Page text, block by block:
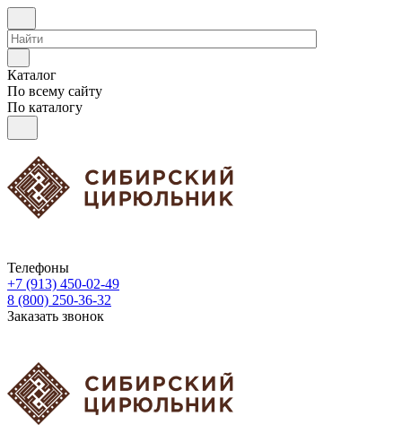
Каталог
По всему сайту
По каталогу
Телефоны
+7 (913) 450-02-49
8 (800) 250-36-32
Заказать звонок